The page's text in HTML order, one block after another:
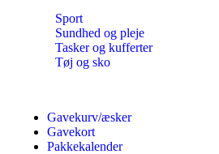
Sport
Sundhed og pleje
Tasker og kufferter
Tøj og sko
Gavekurv/æsker
Gavekort
Pakkekalender